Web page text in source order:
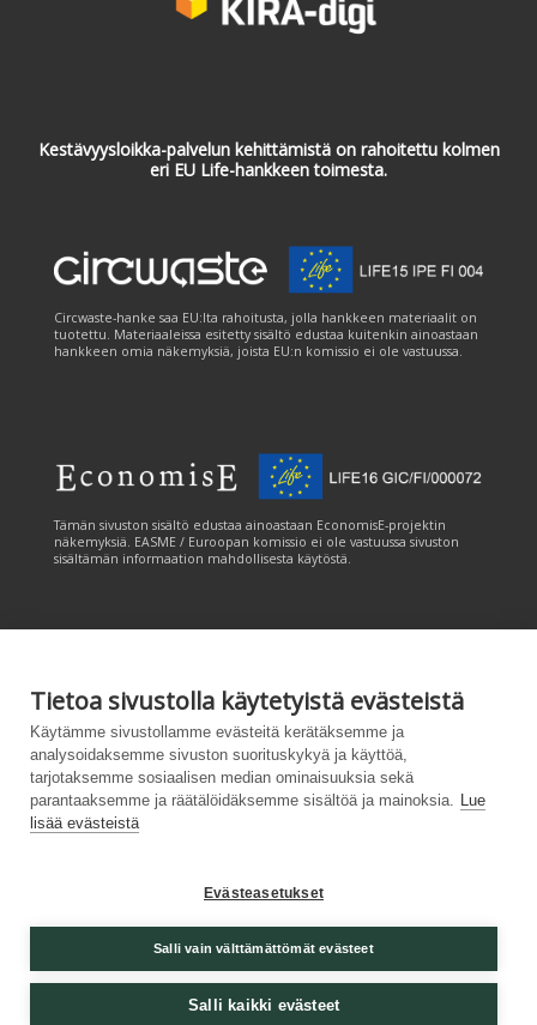
Tietoa sivustolla käytetyistä evästeistä
Käytämme sivustollamme evästeitä kerätäksemme ja
analysoidaksemme sivuston suorituskykyä ja käyttöä,
tarjotaksemme sosiaalisen median ominaisuuksia sekä
parantaaksemme ja räätälöidäksemme sisältöä ja mainoksia. Lue
lisää evästeistä
Evästeasetukset
Salli vain välttämättömät evästeet
Salli kaikki evästeet
Kestävyysloikka-palvelun kehittämistä on rahoitettu kolmen
eri EU Life-hankkeen toimesta.
Circwaste-hanke saa EU:lta rahoitusta, jolla hankkeen materiaalit on
tuotettu. Materiaaleissa esitetty sisältö edustaa kuitenkin ainoastaan
hankkeen omia näkemyksiä, joista EU:n komissio ei ole vastuussa.
Tämän sivuston sisältö edustaa ainoastaan EconomisE-projektin
näkemyksiä. EASME / Euroopan komissio ei ole vastuussa sivuston
sisältämän informaation mahdollisesta käytöstä.
Tämän sivuston tuottamiseen on saatu rahoitusta Euroopan unionin
LIFE-ohjelmasta. Tämän sivuston sisältö edustaa ainoastaan
CANEMURE-hankkeen näkemyksiä ja EASME/EU:n komissio ei ole
vastuussa sivuston sisältämän informaation mahdollisesta käytöstä.
palautetta (syke.fi)